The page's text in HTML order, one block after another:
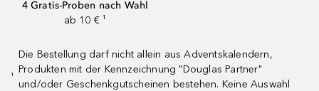
4 Gratis-Proben nach Wahl
ab 10 € ¹
¹
Die Bestellung darf nicht allein aus Adventskalendern,
Produkten mit der Kennzeichnung "Douglas Partner"
und/oder Geschenkgutscheinen bestehen. Keine Auswahl